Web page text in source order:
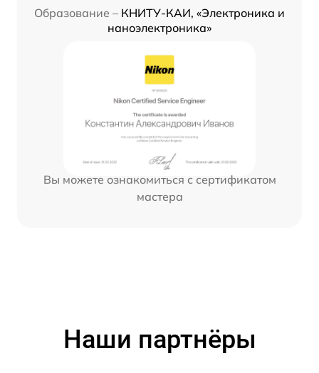
Образование – КНИТУ-КАИ, «Электроника и
наноэлектроника»
Вы можете ознакомиться с сертификатом
мастера
Наши партнёры